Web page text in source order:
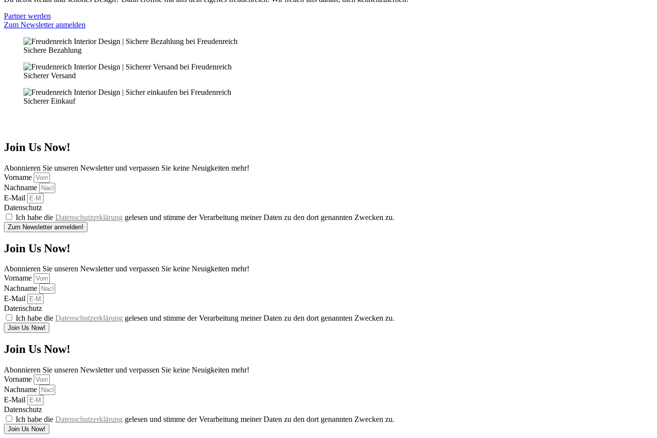
Partner werden
Zum Newsletter anmelden
Sichere Bezahlung
Sicherer Versand
Sicherer Einkauf
Join Us Now!
Abonnieren Sie unseren Newsletter und verpassen Sie keine Neuigkeiten mehr!
Vorname
Nachname
E-Mail
Datenschutz
Ich habe die Datenschutzerklärung gelesen und stimme der Verarbeitung meiner Daten zu den dort genannten Zwecken zu.
Zum Newsletter anmelden!
Join Us Now!
Abonnieren Sie unseren Newsletter und verpassen Sie keine Neuigkeiten mehr!
Vorname
Nachname
E-Mail
Datenschutz
Ich habe die Datenschutzerklärung gelesen und stimme der Verarbeitung meiner Daten zu den dort genannten Zwecken zu.
Join Us Now!
Join Us Now!
Abonnieren Sie unseren Newsletter und verpassen Sie keine Neuigkeiten mehr!
Vorname
Nachname
E-Mail
Datenschutz
Ich habe die Datenschutzerklärung gelesen und stimme der Verarbeitung meiner Daten zu den dort genannten Zwecken zu.
Join Us Now!